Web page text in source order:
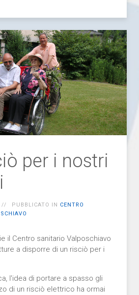
per i nostri
PUBBLICATO IN CENTRO
il Centro sanitario Valposchiavo
a disporre di un risciò per i
l'idea di portare a spasso gli
di un risciò elettrico ha ormai